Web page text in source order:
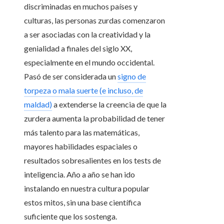
discriminadas en muchos países y
culturas, las personas zurdas comenzaron
a ser asociadas con la creatividad y la
genialidad a finales del siglo XX,
especialmente en el mundo occidental.
Pasó de ser considerada unsigno de
torpeza o mala suerte (e incluso, de
maldad)a extenderse la creencia de que la
zurdera aumenta la probabilidad de tener
más talento para las matemáticas,
mayores habilidades espaciales o
resultados sobresalientes en los tests de
inteligencia. Año a año se han ido
instalando en nuestra cultura popular
estos mitos, sin una base científica
suficiente que los sostenga.